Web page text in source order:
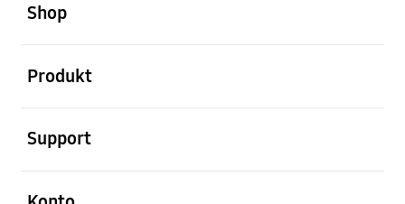
Shop
Produkt
Support